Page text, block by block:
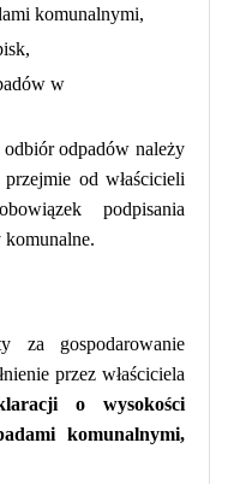
komunalnymi,
w
odbiór odpadów należy
od właścicieli
podpisania
za gospodarowanie
przez właściciela
o wysokości
komunalnymi,